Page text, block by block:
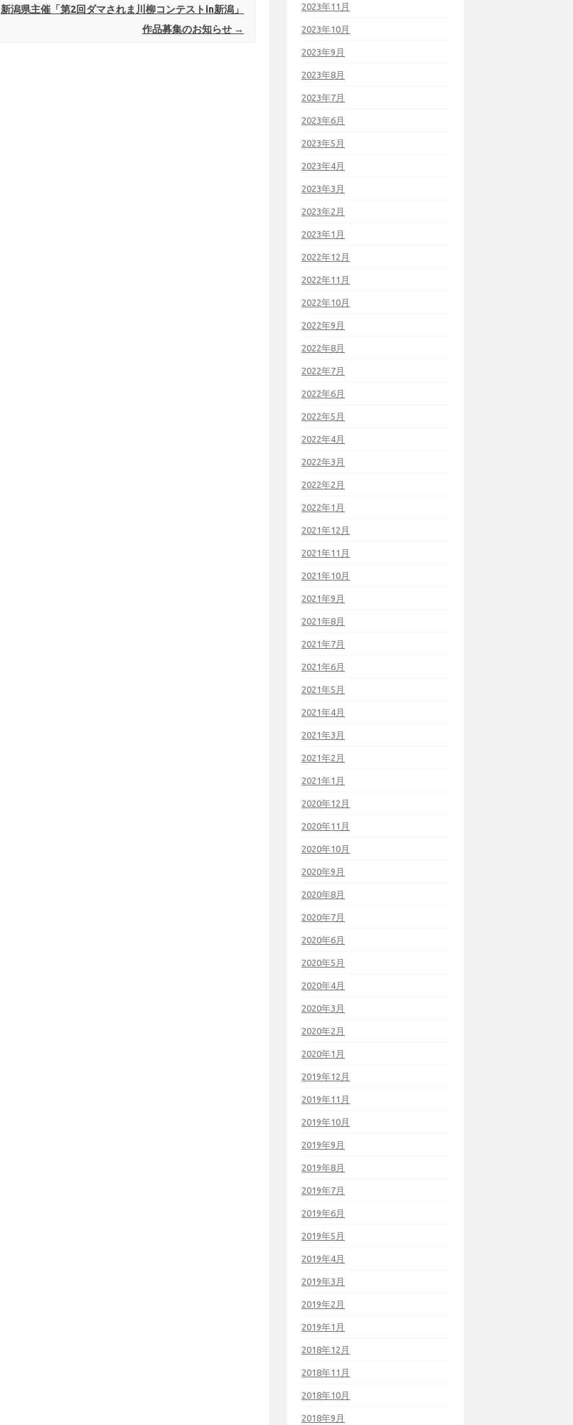
新潟県主催「第2回ダマされま川柳コンテストin新潟」
作品募集のお知らせ →
2023年11月
2023年10月
2023年9月
2023年8月
2023年7月
2023年6月
2023年5月
2023年4月
2023年3月
2023年2月
2023年1月
2022年12月
2022年11月
2022年10月
2022年9月
2022年8月
2022年7月
2022年6月
2022年5月
2022年4月
2022年3月
2022年2月
2022年1月
2021年12月
2021年11月
2021年10月
2021年9月
2021年8月
2021年7月
2021年6月
2021年5月
2021年4月
2021年3月
2021年2月
2021年1月
2020年12月
2020年11月
2020年10月
2020年9月
2020年8月
2020年7月
2020年6月
2020年5月
2020年4月
2020年3月
2020年2月
2020年1月
2019年12月
2019年11月
2019年10月
2019年9月
2019年8月
2019年7月
2019年6月
2019年5月
2019年4月
2019年3月
2019年2月
2019年1月
2018年12月
2018年11月
2018年10月
2018年9月